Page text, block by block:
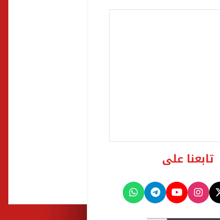
تابعنا على